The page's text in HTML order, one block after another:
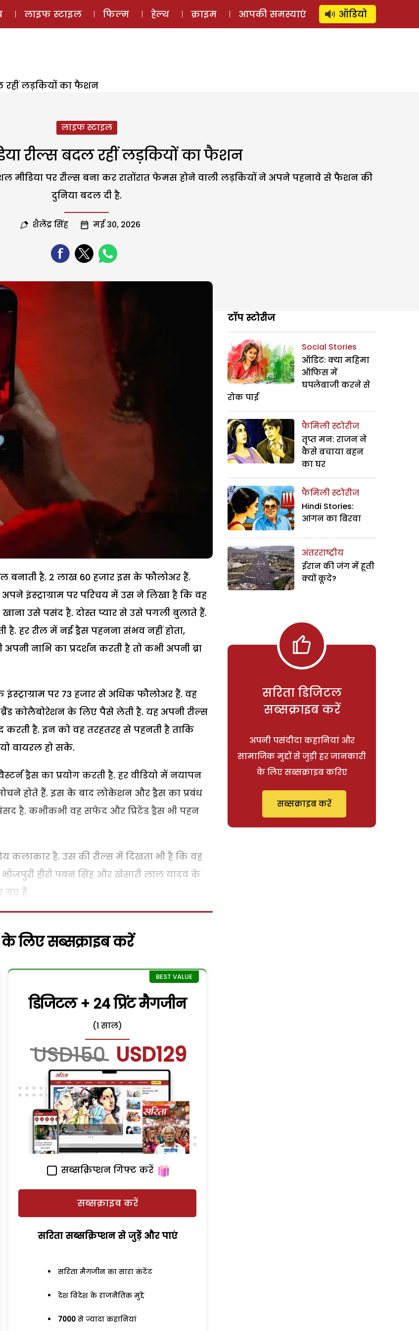
ई-मैगज़ीन ऑडियो स्टोरी लॉग इन ⚲ SUBSCRIBE
लाइफ स्टाइल फिल्म हेल्थ क्राइम आपकी समस्याएं ऑडियो
रहीं लड़कियों का फैशन
लाइफ स्टाइल
रील्स बदल रहीं लड़कियों का फैशन
मीडिया पर रील्स बना कर रातोंरात फेमस होने वाली लड़कियों ने अपने पहनावे से फैशन की
दुनिया बदल दी है.
शैलेंद्र सिंह मई 30, 2026
बनाती है. 2 लाख 60 हजार इस के फौलोअर हैं.
इंस्ट्राग्राम पर परिचय में उस ने लिखा है कि वह
उसे पसंद है. दोस्त प्यार से उसे पगली बुलाते हैं.
है. हर रील में नई ड्रैस पहनना संभव नहीं होता,
नाभि का प्रदर्शन करती है तो कभी अपनी ब्रा
पर 73 हजार से अधिक फौलोअर हैं. वह
कोलैबोरेशन के लिए पैसे लेती है. यह अपनी रील्स
करती है. इन को वह तरहतरह से पहनती है ताकि
वायरल हो सके.
ड्रैस का प्रयोग करती है. हर वीडियो में नयापन
होते हैं. इस के बाद लोकेशन और ड्रैस का प्रबंध
है. कभीकभी वह सफेद और प्रिटेंड ड्रैस भी पहन
कलाकार है. उस की रील्स में दिखता भी है कि वह
हीरो पवन सिंह और खेसारी लाल यादव के
गए हैं.
लिए सब्सक्राइब करें
डिजिटल + 24 प्रिंट मैगजीन
(1 साल)
USD150 USD129
सब्सक्रिप्शन गिफ्ट करें
सब्सक्राइब करें
सरिता सब्सक्रिप्शन से जुड़ेें और पाएं
सरिता मैगजीन का सारा कंटेंट
देश विदेश के राजनैतिक मुद्दे
7000 से ज्यादा कहानियां
टॉप स्टोरीज
Social Stories
ऑडिट: क्या महिमा
ऑफिस में
घपलेबाजी करने से
रोक पाई
फैमिली स्टोरीज
तृप्त मन: राजन ने
कैसे बचाया बहन
का घर
फैमिली स्टोरीज
Hindi Stories:
आंगन का बिरवा
अंतरराष्ट्रीय
ईरान की जंग में हूती
क्यों कूदे?
सरिता डिजिटल
सब्सक्राइब करें
अपनी पसंदीदा कहानियां और
सामाजिक मुद्दों से जुड़ी हर जानकारी
के लिए सब्सक्राइब करिए
सब्सक्राइब करें